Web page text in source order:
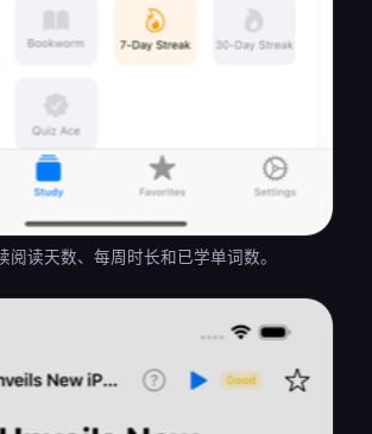
阅读天数、每周时长和已学单词数。